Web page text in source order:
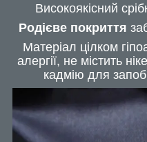
Високоякісний
Родієве покриття
Матеріал цілком
алергії, не містить
кадмію для